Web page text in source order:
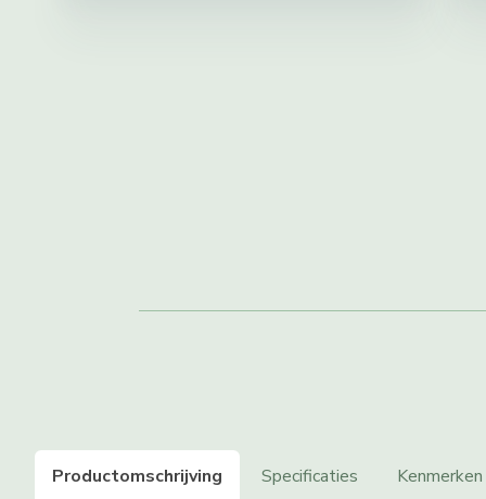
Productomschrijving Specificaties Kenmerken